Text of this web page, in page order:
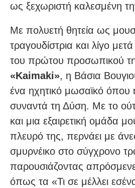
ως ξεχωριστή καλεσμένη
Με πολυετή θητεία ως
τραγουδίστρια και λίγο
του πρώτου προσωπικού
«Kaimaki», η Βάσια
ένα ηχητικό μωσαϊκό όπου
συναντά τη Δύση. Με το
και μια εξαιρετική ομάδα
πλευρό της, περνάει με
σμυρνέικο στο σύγχρονο
παρουσιάζοντας
όπως τα «Τι σε μέλλει